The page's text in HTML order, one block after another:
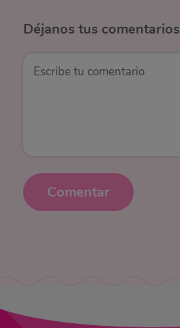
Déjanos tus comentarios
Comentar